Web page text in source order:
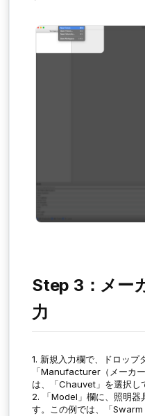
Step 3：メー
力
1. 新規入力欄で、ドロップ
「Manufacturer（ メーカ
は、「Chauvet」を選択し
2. 「Model」欄に、照明器
す。この例では、「Swarm